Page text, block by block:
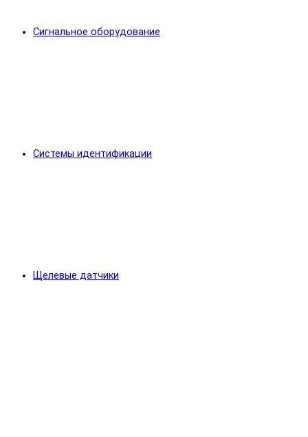
Сигнальное оборудование
Системы идентификации
Щелевые датчики